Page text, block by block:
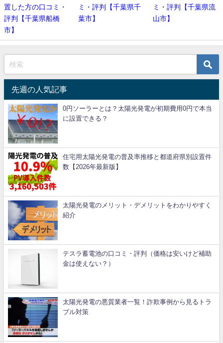
置した方の口コミ・
評判【千葉県船橋
市】
ミ・評判【千葉県千
葉市】
ミ・評判【千葉県流
山市】
先週の人気記事
0円ソーラーとは？太陽光発電が初期費用0円で本当
に設置できる？
住宅用太陽光発電の普及率推移と都道府県別設置件
数【2026年最新版】
太陽光発電のメリット・デメリットをわかりやすく
紹介
テスラ蓄電池の口コミ・評判（価格は安いけど補助
金は使えない？）
太陽光発電の悪質業者一覧！詐欺事例から見るトラ
ブル対策